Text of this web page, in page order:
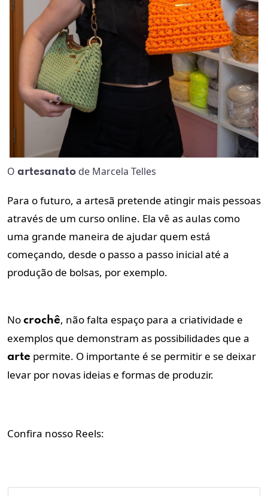
O artesanato de Marcela Telles
Para o futuro, a artesã pretende atingir mais pessoas
através de um curso online. Ela vê as aulas como
uma grande maneira de ajudar quem está
começando, desde o passo a passo inicial até a
produção de bolsas, por exemplo.
No crochê, não falta espaço para a criatividade e
exemplos que demonstram as possibilidades que a
arte permite. O importante é se permitir e se deixar
levar por novas ideias e formas de produzir.
Confira nosso Reels: